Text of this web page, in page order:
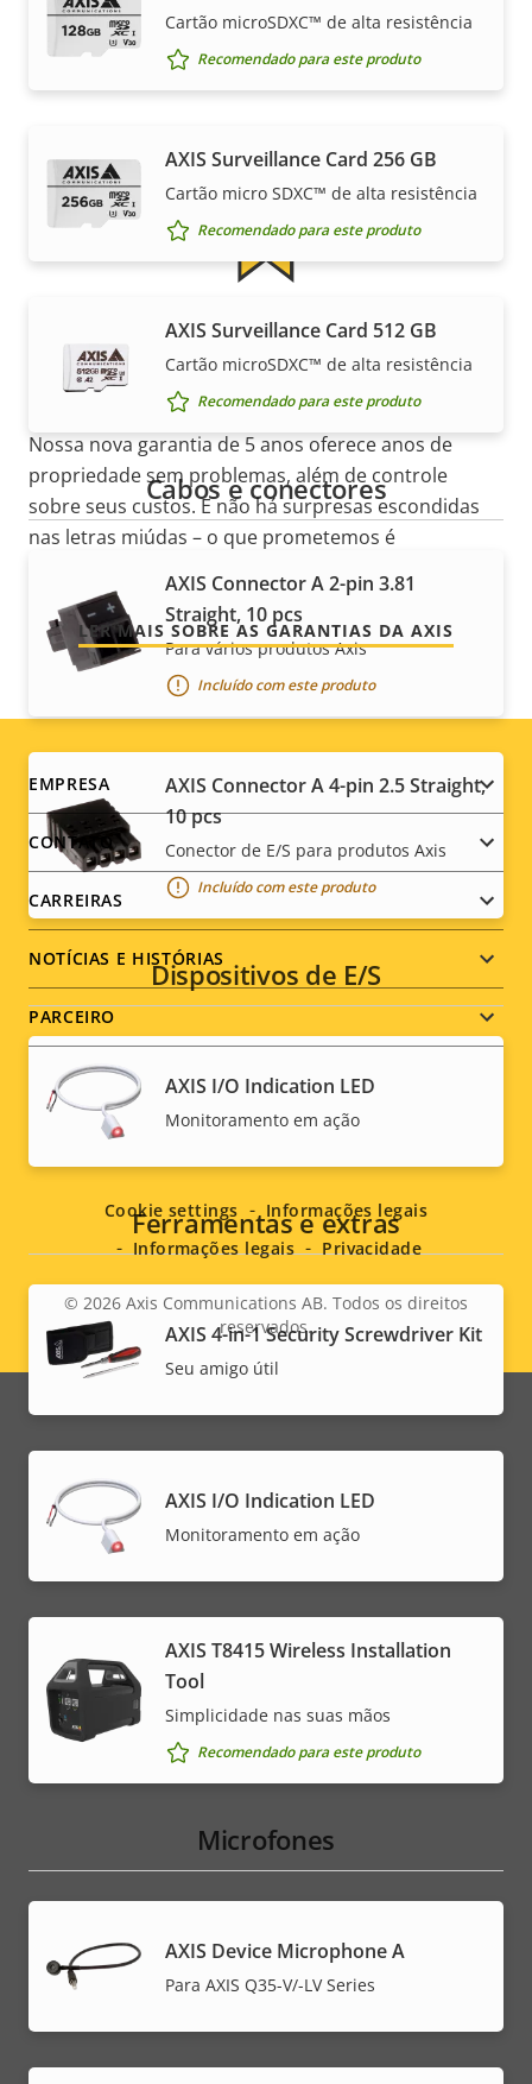
Cartão microSDXC™ de alta resistência
Recomendado para este produto
AXIS Surveillance Card 256 GB
Cartão micro SDXC™ de alta resistência
Recomendado para este produto
AXIS Surveillance Card 512 GB
Cartão microSDXC™ de alta resistência
Recomendado para este produto
Cabos e conectores
AXIS Connector A 2-pin 3.81
Straight, 10 pcs
Para vários produtos Axis
Incluído com este produto
AXIS Connector A 4-pin 2.5 Straight,
10 pcs
Conector de E/S para produtos Axis
Incluído com este produto
Dispositivos de E/S
AXIS I/O Indication LED
Monitoramento em ação
Ferramentas e extras
AXIS 4-in-1 Security Screwdriver Kit
Seu amigo útil
AXIS I/O Indication LED
Monitoramento em ação
AXIS T8415 Wireless Installation
Tool
Simplicidade nas suas mãos
Recomendado para este produto
Microfones
AXIS Device Microphone A
Para AXIS Q35-V/-LV Series
Garantia
Garantia de 5 anos para sua
tranquilidade
Nossa nova garantia de 5 anos oferece anos de
propriedade sem problemas, além de controle
sobre seus custos. E não há surpresas escondidas
nas letras miúdas – o que prometemos é
LER MAIS SOBRE AS GARANTIAS DA AXIS
Footer
menu
EMPRESA
CONTATO
CARREIRAS
NOTÍCIAS E HISTÓRIAS
PARCEIRO
menu
Legal
menu
© 2026 Axis Communications AB. Todos os direitos
reservados.
Cookie settings
Informações legais
Informações legais
Privacidade